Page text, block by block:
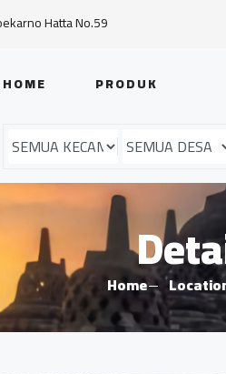
Hatta No.59
HOME PRODUK
Home